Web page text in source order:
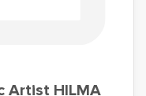
Artist HILMA